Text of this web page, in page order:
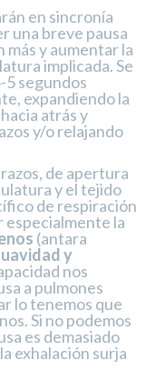
en sincronía
una breve pausa
más y aumentar la
implicada. Se
segundos
expandiendo la
atrás y
y/o relajando
de apertura
y el tejido
de respiración
especialmente la
(antara
y
nos
a pulmones
lo tenemos que
Si no podemos
es demasiado
exhalación surja